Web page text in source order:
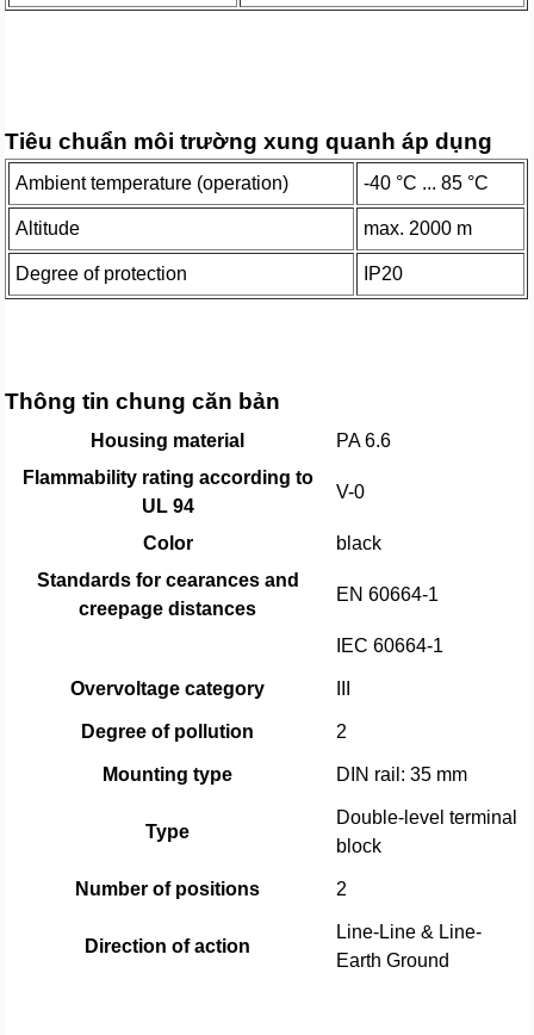
Tiêu chuẩn môi trường xung quanh áp dụng
Ambient temperature (operation) -40 °C ... 85 °C
Altitude max. 2000 m
Degree of protection IP20
Thông tin chung căn bản
Housing material
PA 6.6
Flammability rating according to
UL 94
V-0
Color
black
Standards for cearances and
creepage distances
EN 60664-1
IEC 60664-1
Overvoltage category
Degree of pollution 2
Mounting type DIN rail: 35 mm
Type
Double-level terminal
block
Number of positions 2
Direction of action
Line-Line & Line-
Earth Ground